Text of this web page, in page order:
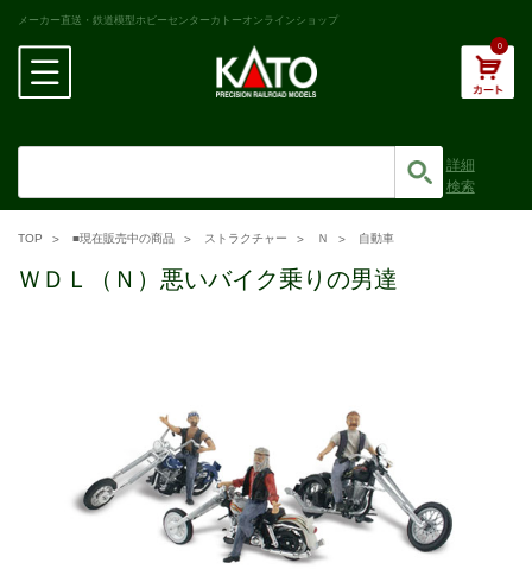
メーカー直送・鉄道模型ホビーセンターカトーオンラインショップ
0
詳細
検索
TOP ■現在販売中の商品 ストラクチャー Ｎ 自動車
ＷＤＬ（Ｎ）悪いバイク乗りの男達